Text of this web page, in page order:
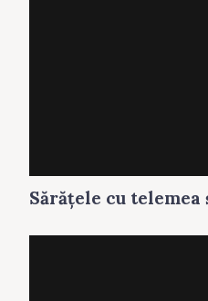
Sărăţele cu telemea